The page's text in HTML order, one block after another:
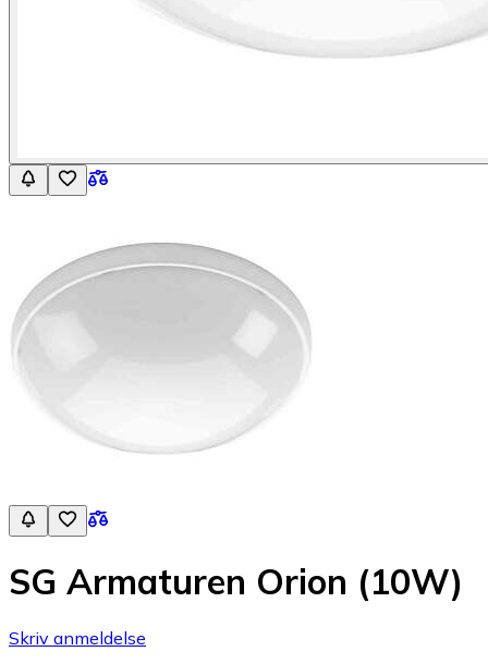
SG Armaturen Orion (10W)
Skriv anmeldelse